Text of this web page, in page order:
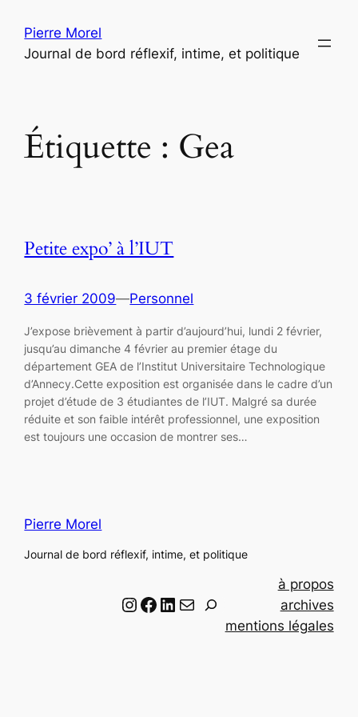
contenu
Pierre Morel
Journal de bord réflexif, intime, et politique
Étiquette : Gea
Petite expo’ à l’IUT
3 février 2009—Personnel
J’expose brièvement à partir d’aujourd’hui, lundi 2 février,
jusqu’au dimanche 4 février au premier étage du
département GEA de l’Institut Universitaire Technologique
d’Annecy.Cette exposition est organisée dans le cadre d’un
projet d’étude de 3 étudiantes de l’IUT. Malgré sa durée
réduite et son faible intérêt professionnel, une exposition
est toujours une occasion de montrer ses…
Pierre Morel
Journal de bord réflexif, intime, et politique
Instagram Facebook LinkedIn Email
à propos
archives
mentions légales